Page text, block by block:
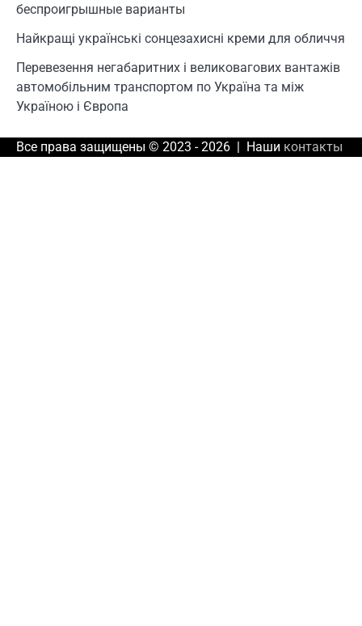
беспроигрышные варианты
Найкращі українські сонцезахисні креми для обличчя
Перевезення негабаритних і великовагових вантажів
автомобільним транспортом по Україна та між
Україною і Європа
Все права защищены © 2023 - 2026 | Наши контакты